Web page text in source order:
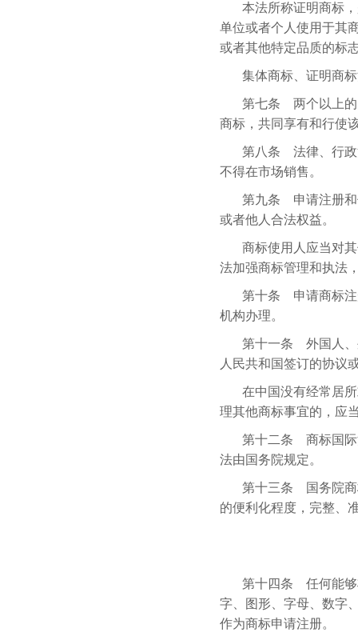
本法所称证明商标
单位或者个人使用于其
或者其他特定品质的标
集体商标、证明商
第七条 两个以上的
商标，共同享有和行使
第八条 法律、行政
不得在市场销售。
第九条 申请注册和
或者他人合法权益。
商标使用人应当对
法加强商标管理和执法
第十条 申请商标注
机构办理。
第十一条 外国人、
人民共和国签订的协议
在中国没有经常居
理其他商标事宜的，应
第十二条 商标国际
法由国务院规定。
第十三条 国务院商
的便利化程度，完整、
第十四条 任何能够
字、图形、字母、数字
作为商标申请注册。